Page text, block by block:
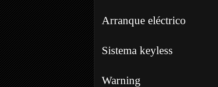
Arranque eléctrico
Sistema keyless
Warning